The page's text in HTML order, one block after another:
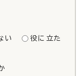
い
役に立た